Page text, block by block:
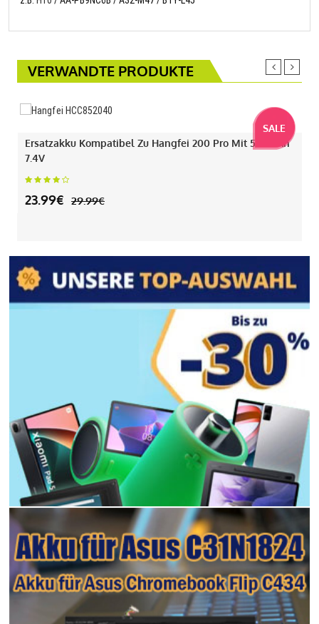
VERWANDTE PRODUKTE
SALE
Ersatzakku Kompatibel Zu Hangfei 200 Pro Mit 550mAh
7.4V
23.99€ 29.99€